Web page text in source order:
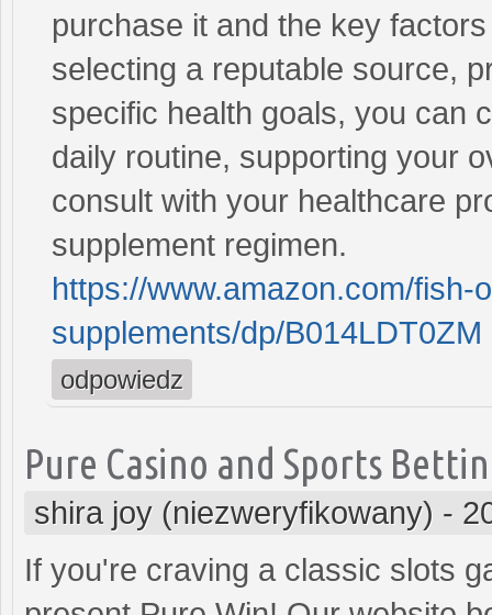
purchase it and the key
selecting a reputable source,
specific health goals, you can
daily routine, supporting your
consult with your healthcare
supplement regimen.
https://www.amazon.com/fish-
supplements/dp/B014LDT0ZM
odpowiedz
Pure Casino and Sports
shira joy (niezweryfikowany) -
If you're craving a classic slots